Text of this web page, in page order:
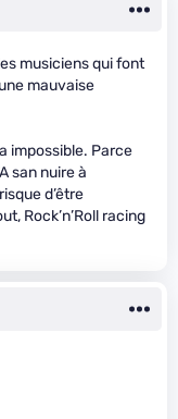
musiciens qui font
mauvaise
impossible. Parce
san nuire à
d’être
Rock’n’Roll racing